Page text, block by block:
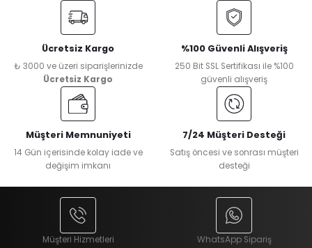
Ücretsiz Kargo
₺ 3000 ve üzeri siparişlerinizde
Ücretsiz Kargo
%100 Güvenli Alışveriş
250 Bit SSL Sertifikası ile %100
güvenli alışveriş
Müşteri Memnuniyeti
14 Gün içerisinde kolay iade ve
değişim imkanı
7/24 Müşteri Desteği
Satış öncesi ve sonrası müşteri
desteği
Müşteri Hizmetleri WhatsApp Sipariş